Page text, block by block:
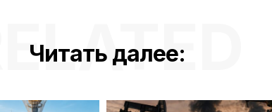
Читать далее:
RELATED